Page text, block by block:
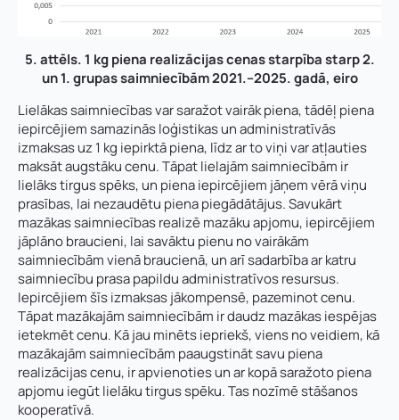
5. attēls. 1 kg piena realizācijas cenas starpība starp 2.
un 1. grupas saimniecībām 2021.–2025. gadā, eiro
Lielākas saimniecības var saražot vairāk piena, tādēļ piena
iepircējiem samazinās loģistikas un administratīvās
izmaksas uz 1 kg iepirktā piena, līdz ar to viņi var atļauties
maksāt augstāku cenu. Tāpat lielajām saimniecībām ir
lielāks tirgus spēks, un piena iepircējiem jāņem vērā viņu
prasības, lai nezaudētu piena piegādātājus. Savukārt
mazākas saimniecības realizē mazāku apjomu, iepircējiem
jāplāno braucieni, lai savāktu pienu no vairākām
saimniecībām vienā braucienā, un arī sadarbība ar katru
saimniecību prasa papildu administratīvos resursus.
Iepircējiem šīs izmaksas jākompensē, pazeminot cenu.
Tāpat mazākajām saimniecībām ir daudz mazākas iespējas
ietekmēt cenu. Kā jau minēts iepriekš, viens no veidiem, kā
mazākajām saimniecībām paaugstināt savu piena
realizācijas cenu, ir apvienoties un ar kopā saražoto piena
apjomu iegūt lielāku tirgus spēku. Tas nozīmē stāšanos
kooperatīvā.